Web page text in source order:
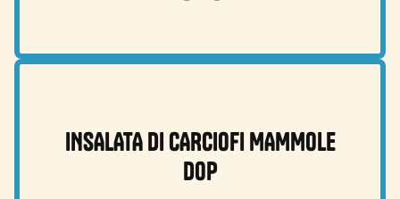
INSALATA DI CARCIOFI MAMMOLE
DOP